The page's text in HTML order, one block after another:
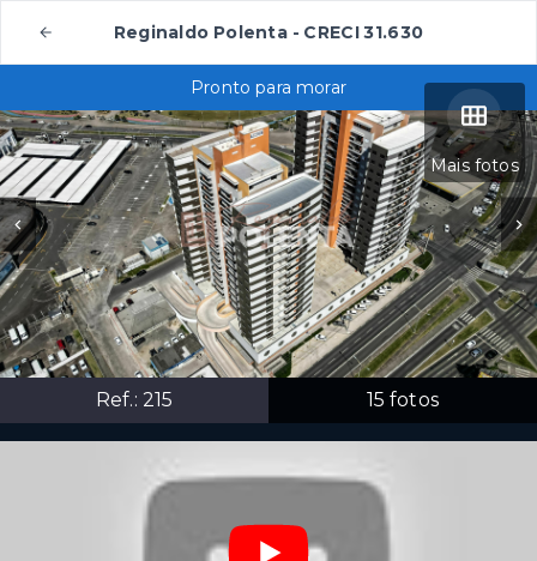
Reginaldo Polenta - CRECI 31.630
Mais fotos
Ref.: 215 15 fotos
Pronto para morar